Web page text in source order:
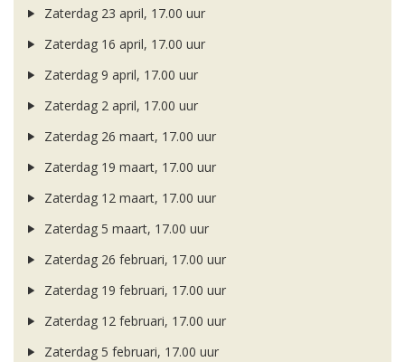
Zaterdag 23 april, 17.00 uur
Zaterdag 16 april, 17.00 uur
Zaterdag 9 april, 17.00 uur
Zaterdag 2 april, 17.00 uur
Zaterdag 26 maart, 17.00 uur
Zaterdag 19 maart, 17.00 uur
Zaterdag 12 maart, 17.00 uur
Zaterdag 5 maart, 17.00 uur
Zaterdag 26 februari, 17.00 uur
Zaterdag 19 februari, 17.00 uur
Zaterdag 12 februari, 17.00 uur
Zaterdag 5 februari, 17.00 uur